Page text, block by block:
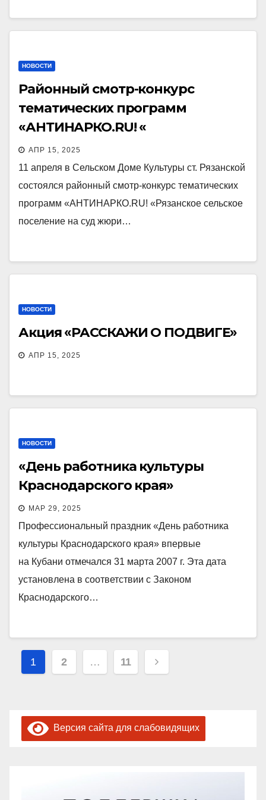
НОВОСТИ
Районный смотр-конкурс
тематических программ
«АНТИНАРКО.RU! «
АПР 15, 2025
11 апреля в Сельском Доме Культуры ст. Рязанской
состоялся районный смотр-конкурс тематических
программ «АНТИНАРКО.RU! «Рязанское сельское
поселение на суд жюри…
НОВОСТИ
Акция «РАССКАЖИ О ПОДВИГЕ»
АПР 15, 2025
НОВОСТИ
«День работника культуры
Краснодарского края»
МАР 29, 2025
Профессиональный праздник «День работника
культуры Краснодарского края» впервые
на Кубани отмечался 31 марта 2007 г. Эта дата
установлена в соответствии с Законом
Краснодарского…
Пагинация
1 2 … 11
Версия сайта для слабовидящих